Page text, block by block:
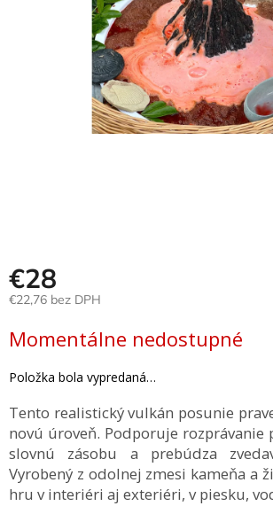
Prihlásenie
€28
€22,76 bez DPH
cena:
Momentálne nedostupné
Položka bola vypredaná…
Tento realistický vulkán posunie
novú úroveň. Podporuje rozprávanie
slovnú zásobu a prebúdza
Vyrobený z odolnej zmesi kameňa a
hru v interiéri aj exteriéri, v piesku,